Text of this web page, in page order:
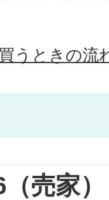
うときの流
売家）